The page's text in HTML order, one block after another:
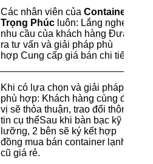
Các nhân viên của Container
Trọng Phúc luôn: Lắng nghe
nhu cầu của khách hàng Đưa
ra tư vấn và giải pháp phù
hợp Cung cấp giá bán chi tiết
Khi có lựa chọn và giải pháp
phù hợp: Khách hàng cùng đơn
vị sẽ thỏa thuận, trao đổi thông
tin cụ thểSau khi bàn bạc kỹ
lưỡng, 2 bên sẽ ký kết hợp
đồng mua bán container lạnh
cũ giá rẻ.